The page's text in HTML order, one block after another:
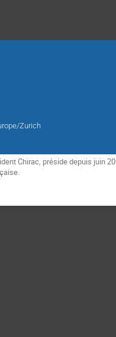
Zurich
Chirac, préside depuis juin